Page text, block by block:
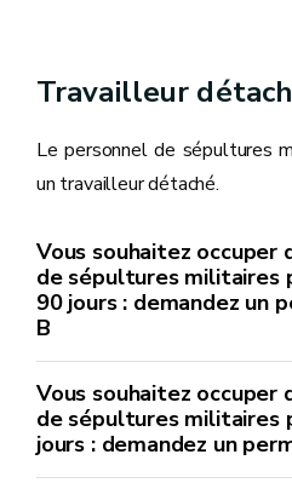
Travailleur
Le personnel de sépultures
un travailleur détaché.
Vous souhaitez occuper
de sépultures militaires
90 jours : demandez un
B
Vous souhaitez occuper
de sépultures militaires
jours : demandez un